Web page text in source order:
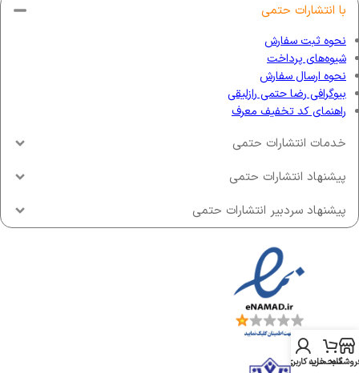
با انتشارات حتمی
نحوه ثبت سفارش
شیوه‌های پرداخت
نحوه ارسال سفارش
بیوگرافی رضا حتمی رازلیقی
راهنمای کد تخفیف معرف
خدمات انتشارات حتمی
پیشنهاد انتشارات حتمی
پیشنهاد سردبیر انتشارات حتمی
سبد خرید
حساب کاربری من